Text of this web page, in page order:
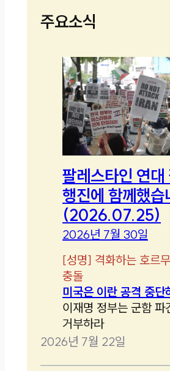
주요소식
팔레스타인 연대
행진에 함께했습
(2026.07.25)
2026년 7월 30일
[성명] 격화하는 호르
충돌
미국은 이란 공격 중단
이재명 정부는 군함 파
거부하라
2026년 7월 22일